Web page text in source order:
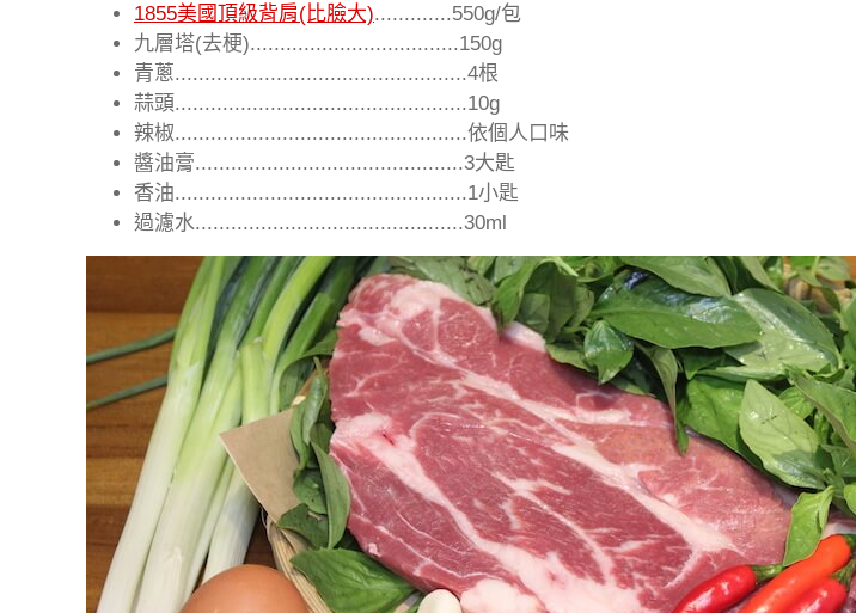
1855美國頂級背肩(比臉大).............550g/包
九層塔(去梗)...................................150g
青蔥.................................................4根
蒜頭.................................................10g
辣椒.................................................依個人口味
醬油膏.............................................3大匙
香油.................................................1小匙
過濾水.............................................30ml